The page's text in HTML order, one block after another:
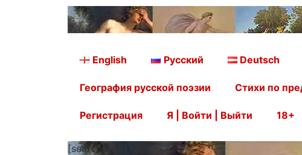
English Русский Deutsch
География русской поэзии Стихи по
Регистрация Я | Войти | Выйти 18+
[searchform]